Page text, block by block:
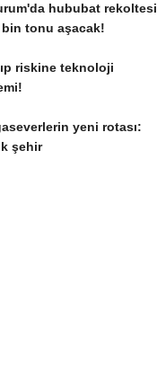
hububat rekoltesi
bin tonu aşacak!
riskine teknoloji
yeni rotası:
şehir